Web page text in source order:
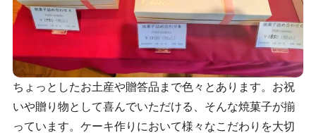
ちょっとしたお土産や贈答品まで色々とあります。お祝
いや贈り物として喜んでいただける、そんな焼菓子が揃
っています。ケーキ作りにおいて様々なこだわりを大切